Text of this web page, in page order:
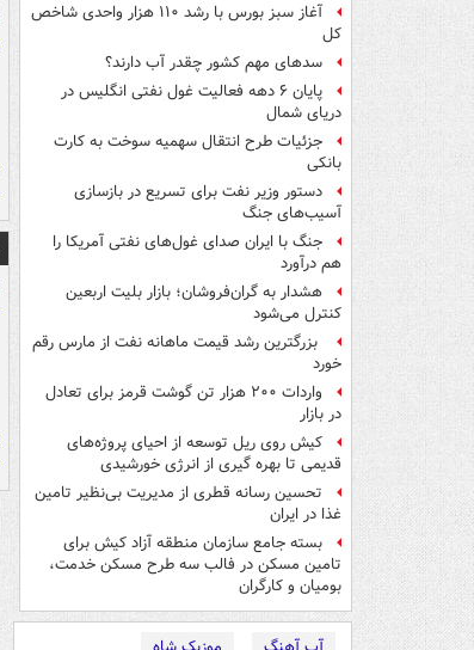
آغاز سبز بورس با رشد ۱۱۰ هزار واحدی شاخص
کل
سدهای مهم کشور چقدر آب دارند؟
پایان ۶ دهه فعالیت غول نفتی انگلیس در
دریای شمال
جزئیات طرح انتقال سهمیه سوخت به کارت
بانکی
دستور وزیر نفت برای تسریع در بازسازی
آسیب‌های جنگ
جنگ با ایران صدای غول‌های نفتی آمریکا را
هم درآورد
هشدار به گران‌فروشان؛ بازار بلیت اربعین
کنترل می‌شود
بزرگترین رشد قیمت ماهانه نفت از مارس رقم
خورد
واردات ۲۰۰ هزار تن گوشت قرمز برای تعادل
در بازار
کیش روی ریل توسعه از احیای پروژه‌های
قدیمی تا بهره گیری از انرژی خورشیدی
تحسین رسانه قطری از مدیریت بی‌نظیر تامین
غذا در ایران
بسته جامع سازمان منطقه آزاد کیش برای
تامین مسکن در فالب سه طرح مسکن خدمت،
بومیان و کارگران